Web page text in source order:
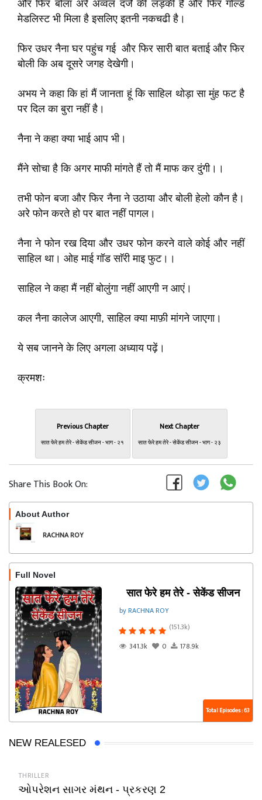
और फिर बोला अरे अव्वल दर्जे की लड़की है और फिर गोल्ड
मेडलिस्ट भी मिला है इसलिए इतनी नकचढी है।
फिर उधर नैना घर पहुंच गई और फिर सारी बात बताई और फिर
बोली कि अब दूसरे जगह देखेगी।
अभय ने कहा कि हां मैं जानता हूं कि साहिल थोड़ा सा मुंह फट है
पर दिल का बुरा नहीं है।
नैना ने कहा क्या भाई आप भी।
मैंने सोचा है कि अगर माफी मांगते हैं तो मैं माफ कर दुंगी।।
तभी फोन बजा और फिर नैना ने उठाया और बोली हेलो कौन है।
अरे फोन करते हो पर बात नहीं पागल।
नैना ने फोन रख दिया और उधर फोन करने वाले कोई और नहीं
साहिल था। ओह माई गॉड साॅरी माइ फुट।।
साहिल ने कहा मैं नहीं बोलुंगा नहीं आएगी न आएं।
कल नैना कालेज आएगी, साहिल क्या माफ़ी मांगने जाएगा।
ये सब जानने के लिए अगला अध्याय पढ़ें।
क्रमशः
Previous Chapter
सात फेरे हम तेरे - सेकेंड सीजन - भाग - २१
Next Chapter
सात फेरे हम तेरे - सेकेंड सीजन - भाग - २३
Share This Book On:
About Author
RACHNA ROY
Full Novel
सात फेरे हम तेरे - सेकेंड सीजन
by RACHNA ROY
(151.3k)
341.3k
0 178.9k
Total Episodes : 63
NEW REALESED
THRILLER
ઓપરેશન સાગર મંથન - પ્રકરણ 2